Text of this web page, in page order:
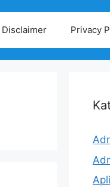
Disclaimer Privacy